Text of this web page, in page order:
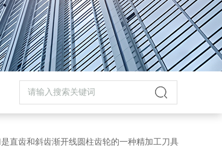
直齿和斜齿渐开线圆柱齿轮的一种精加工刀具